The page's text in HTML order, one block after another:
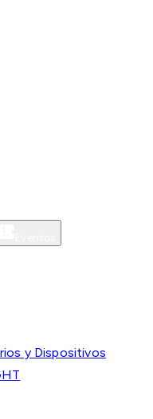
y Dispositivos